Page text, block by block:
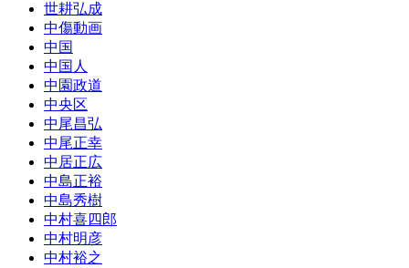
世耕弘成
中傷動画
中国
中国人
中園政道
中央区
中尾昌弘
中尾正幸
中居正広
中島正裕
中島秀樹
中村喜四郎
中村明彦
中村裕之